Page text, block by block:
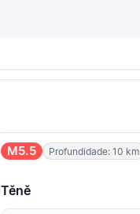
M5.5 Profundidade: 10 km
Těně